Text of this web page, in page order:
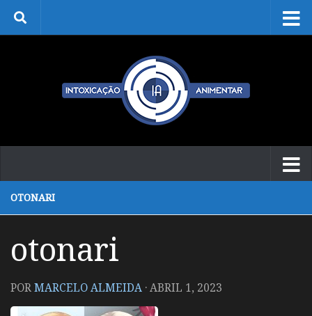
Skip to content
OTONARI
otonari
PORMARCELO ALMEIDA ·ABRIL 1, 2023